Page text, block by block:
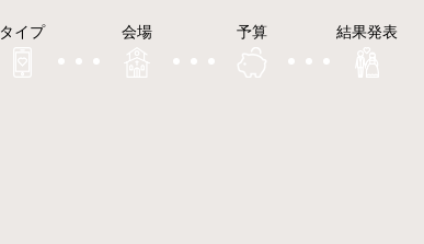
タイプ 会場 予算 結果発表